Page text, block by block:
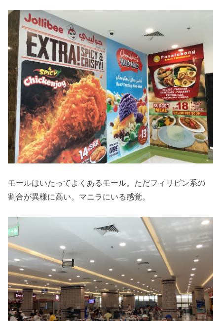
モールはいたってよくあるモール。ただフィリピン系の
割合が異様に高い。マニラにいる感覚。